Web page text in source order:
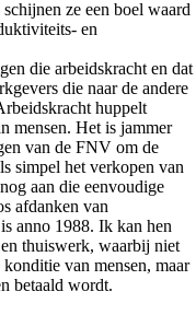
ze een boel waard
en
die arbeidskracht en dat
die naar de andere
huppelt
mensen. Het is jammer
van de FNV om de
simpel het verkopen van
aan die eenvoudige
afdanken van
anno 1988. Ik kan hen
thuiswerk, waarbij niet
van mensen, maar
betaald wordt.